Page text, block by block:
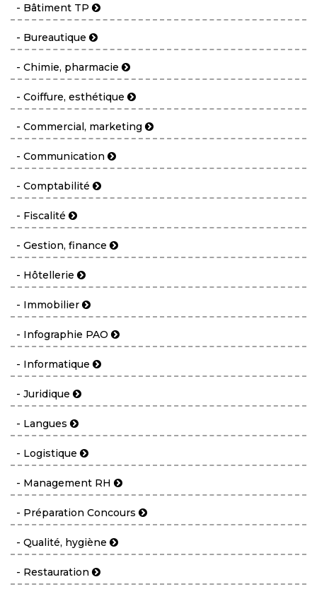
- Bâtiment TP
- Bureautique
- Chimie, pharmacie
- Coiffure, esthétique
- Commercial, marketing
- Communication
- Comptabilité
- Fiscalité
- Gestion, finance
- Hôtellerie
- Immobilier
- Infographie PAO
- Informatique
- Juridique
- Langues
- Logistique
- Management RH
- Préparation Concours
- Qualité, hygiène
- Restauration